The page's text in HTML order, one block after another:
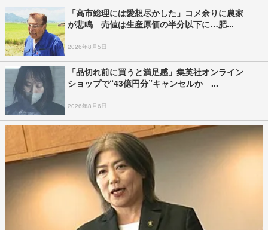
「高市総理には愛想尽かした」コメ余りに農家
が悲鳴 売値は生産原価の半分以下に…肥...
2026年8月5日
「品切れ前に買うと満足感」集英社オンライン
ショップで“43億円分”キャンセルか ...
2026年8月6日